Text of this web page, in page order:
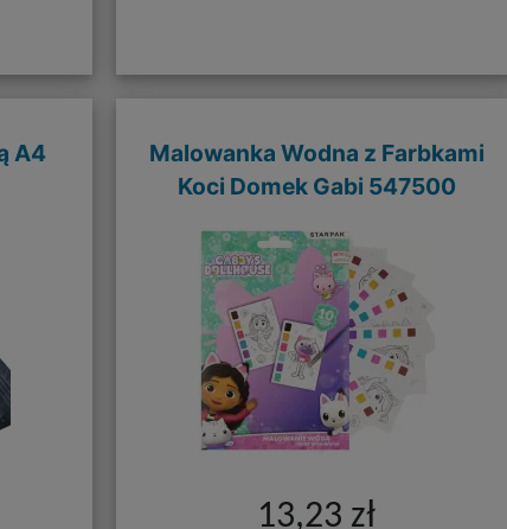
A4
Malowanka Wodna z Farbkami
Koci Domek Gabi 547500
13,23 zł